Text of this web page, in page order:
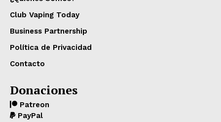
Club Vaping Today
Business Partnership
Política de Privacidad
Contacto
Donaciones
Patreon
PayPal